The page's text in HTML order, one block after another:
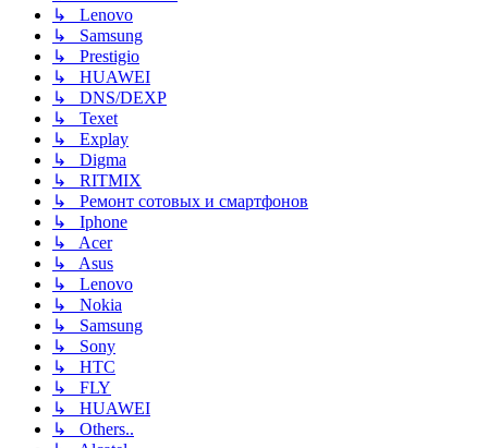
↳ Lenovo
↳ Samsung
↳ Prestigio
↳ HUAWEI
↳ DNS/DEXP
↳ Texet
↳ Explay
↳ Digma
↳ RITMIX
↳ Ремонт сотовых и смартфонов
↳ Iphone
↳ Acer
↳ Asus
↳ Lenovo
↳ Nokia
↳ Samsung
↳ Sony
↳ HTC
↳ FLY
↳ HUAWEI
↳ Others..